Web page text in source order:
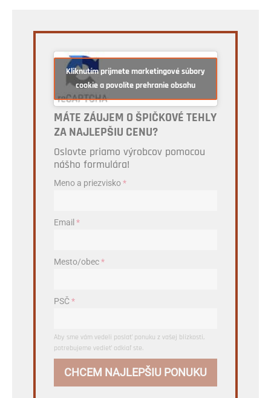
Kliknutím prijmete marketingové súbory
cookie a povolíte prehranie obsahu
MÁTE ZÁUJEM O ŠPIČKOVÉ TEHLY
ZA NAJLEPŠIU CENU?
Oslovte priamo výrobcov pomocou
nášho formulára!
Meno a priezvisko*
Email *
Mesto/obec*
PSČ*
Aby sme vám vedeli poslať ponuku z vašej blízkosti,
potrebujeme vedieť odkiaľ ste.
CHCEM NAJLEPŠIU PONUKU